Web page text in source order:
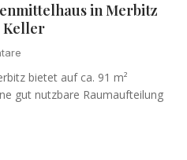
in Merbitz
Keller
bietet auf ca. 91 m²
gut nutzbare Raumaufteilung